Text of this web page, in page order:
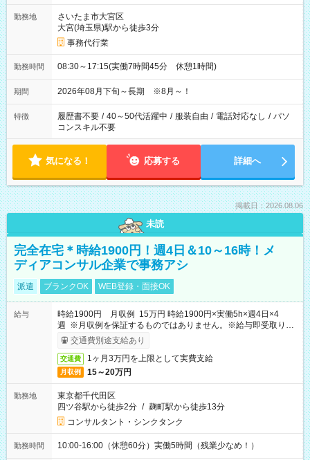
勤務地
さいたま市大宮区
大宮(埼玉県)駅から徒歩3分
事務代行業
勤務時間 08:30～17:15(実働7時間45分 休憩1時間)
期間 2026年08月下旬～長期 ※8月～！
特徴 履歴書不要 / 40～50代活躍中 / 服装自由 / 電話対応なし / パソ
コンスキル不要
気になる！ 応募する 詳細へ
掲載日：2026.08.06
未読
完全在宅＊時給1900円！週4日＆10～16時！メ
ディアコンサル企業で事務アシ
派遣 ブランクOK WEB登録・面接OK
給与
時給1900円 月収例 15万円 時給1900円×実働5h×週4日×4
週 ※月収例を保証するものではありません。※給与即受取りサ
ービス利用可（利用条件有）
交通費別途支給あり
交通費 1ヶ月3万円を上限として実費支給
月収例 15～20万円
勤務地
東京都千代田区
四ツ谷駅から徒歩2分 / 麹町駅から徒歩13分
コンサルタント・シンクタンク
勤務時間 10:00-16:00（休憩60分）実働5時間（残業少なめ！）